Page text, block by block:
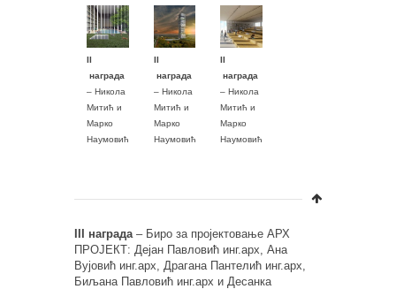
II
награда
– Никола
Митић и
Марко
Наумовић
II
награда
– Никола
Митић и
Марко
Наумовић
II
награда
– Никола
Митић и
Марко
Наумовић
III награда – Биро за пројектовање АРХ
ПРОЈЕКТ: Дејан Павловић инг.арх, Ана
Вујовић инг.арх, Драгана Пантелић инг.арх,
Биљана Павловић инг.арх и Десанка